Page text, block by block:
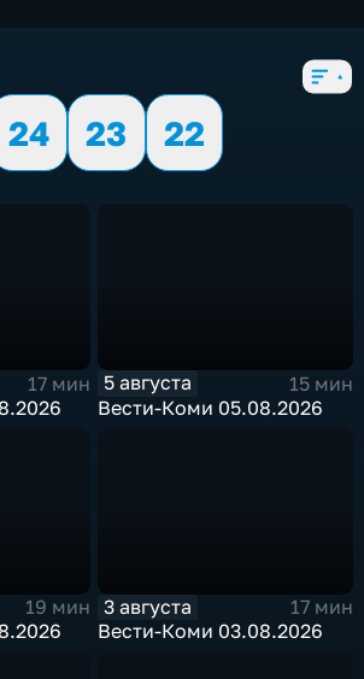
24 23
22
17 мин
5 августа
15 мин
Вести-Коми 05.08.2026
19 мин
3 августа
17 мин
Вести-Коми 03.08.2026